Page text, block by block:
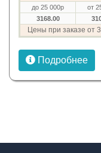
до 25 000р от
3168.00
Цены при заказе от
Подробнее